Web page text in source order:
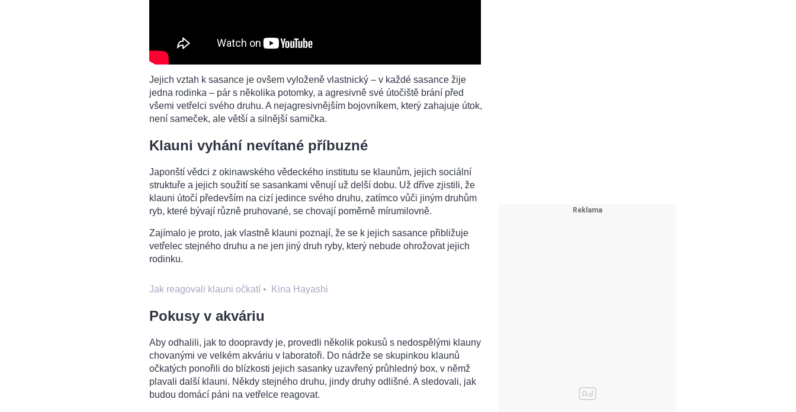
Jejich vztah k sasance je ovšem vyloženě vlastnický – v každé sasance žije
jedna rodinka – pár s několika potomky, a agresivně své útočiště brání před
všemi vetřelci svého druhu. A nejagresivnějším bojovníkem, který zahajuje útok,
není sameček, ale větší a silnější samička.
Klauni vyhání nevítané příbuzné
Japonští vědci z okinawského vědeckého institutu se klaunům, jejich sociální
struktuře a jejich soužití se sasankami věnují už delší dobu. Už dříve zjistili, že
klauni útočí především na cizí jedince svého druhu, zatímco vůči jiným druhům
ryb, které bývají různě pruhované, se chovají poměrně mírumilovně.
Zajímalo je proto, jak vlastně klauni poznají, že se k jejich sasance přibližuje
vetřelec stejného druhu a ne jen jiný druh ryby, který nebude ohrožovat jejich
rodinku.
Jak reagovali klauni očkatí • Kina Hayashi
Pokusy v akváriu
Aby odhalili, jak to doopravdy je, provedli několik pokusů s nedospělými klauny
chovanými ve velkém akváriu v laboratoři. Do nádrže se skupinkou klaunů
očkatých ponořili do blízkosti jejich sasanky uzavřený průhledný box, v němž
plavali další klauni. Někdy stejného druhu, jindy druhy odlišné. A sledovali, jak
budou domácí páni na vetřelce reagovat.